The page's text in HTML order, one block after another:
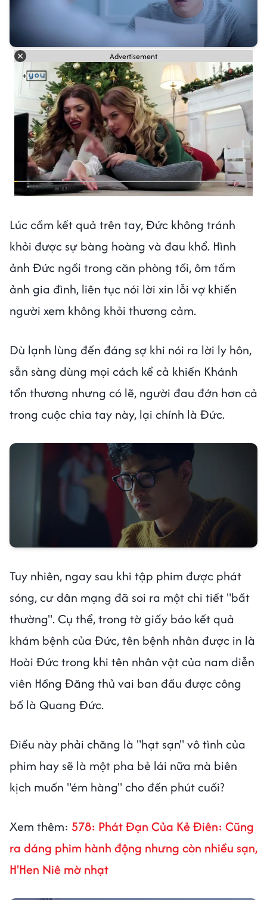
Advertisement
Lúc cầm kết quả trên tay, Đức không tránh
khỏi được sự bàng hoàng và đau khổ. Hình
ảnh Đức ngồi trong căn phòng tối, ôm tấm
ảnh gia đình, liên tục nói lời xin lỗi vợ khiến
người xem không khỏi thương cảm.
Dù lạnh lùng đến đáng sợ khi nói ra lời ly hôn,
sẵn sàng dùng mọi cách kể cả khiến Khánh
tổn thương nhưng có lẽ, người đau đớn hơn cả
trong cuộc chia tay này, lại chính là Đức.
Tuy nhiên, ngay sau khi tập phim được phát
sóng, cư dân mạng đã soi ra một chi tiết "bất
thường". Cụ thể, trong tờ giấy báo kết quả
khám bệnh của Đức, tên bệnh nhân được in là
Hoài Đức trong khi tên nhân vật của nam diễn
viên Hồng Đăng thủ vai ban đầu được công
bố là Quang Đức.
Điều này phải chăng là "hạt sạn" vô tình của
phim hay sẽ là một pha bẻ lái nữa mà biên
kịch muốn "ém hàng" cho đến phút cuối?
Xem thêm: 578: Phát Đạn Của Kẻ Điên: Cũng
ra dáng phim hành động nhưng còn nhiều sạn,
H'Hen Niê mờ nhạt